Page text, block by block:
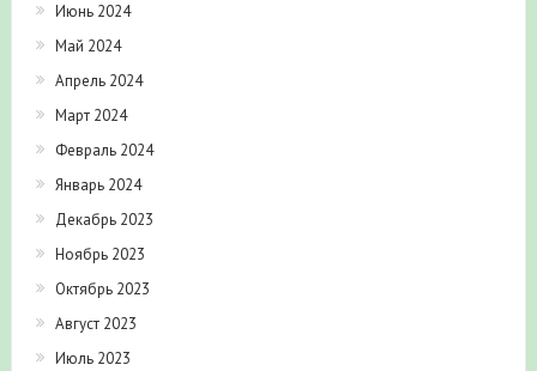
Июнь 2024
Май 2024
Апрель 2024
Март 2024
Февраль 2024
Январь 2024
Декабрь 2023
Ноябрь 2023
Октябрь 2023
Август 2023
Июль 2023